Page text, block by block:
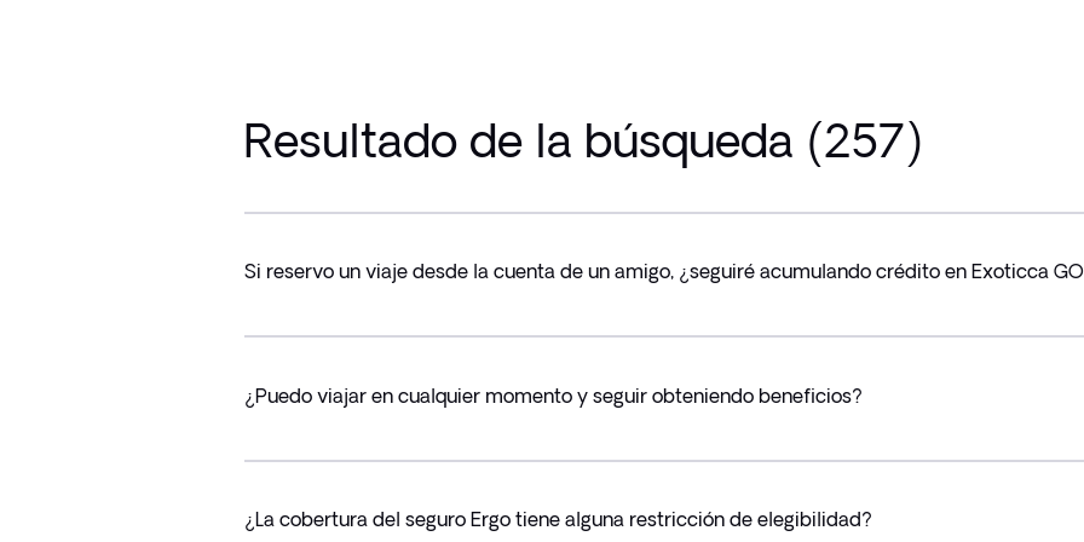
Resultado de la búsqueda (257)
Si reservo un viaje desde la cuenta de un amigo, ¿seguiré acumulando crédito en Exoticca
¿Puedo viajar en cualquier momento y seguir obteniendo beneficios?
¿La cobertura del seguro Ergo tiene alguna restricción de elegibilidad?